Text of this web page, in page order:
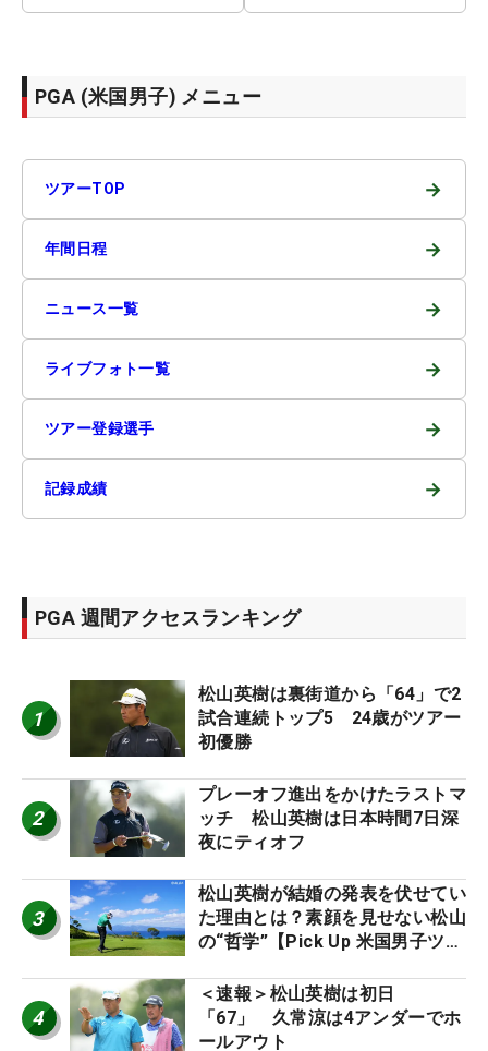
PGA (米国男子) メニュー
ツアーTOP →
年間日程 →
ニュース一覧 →
ライブフォト一覧 →
ツアー登録選手 →
記録成績 →
PGA 週間アクセスランキング
1
松山英樹は裏街道から「64」で2
試合連続トップ5 24歳がツアー
初優勝
2
プレーオフ進出をかけたラストマ
ッチ 松山英樹は日本時間7日深
夜にティオフ
3
松山英樹が結婚の発表を伏せてい
た理由とは？素顔を見せない松山
の“哲学”【Pick Up 米国男子ツア
4
＜速報＞松山英樹は初日
「67」 久常涼は4アンダーでホ
ールアウト